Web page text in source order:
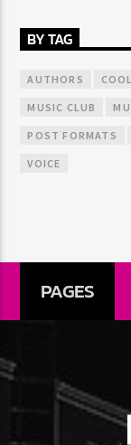
BY TAG
AUTHORS
MUSIC CLUB
POST FORMATS
VOICE
PAGES